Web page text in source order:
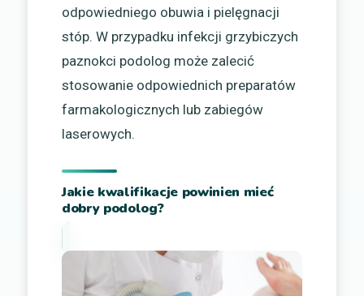
odpowiedniego obuwia i pielęgnacji
stóp. W przypadku infekcji grzybiczych
paznokci podolog może zalecić
stosowanie odpowiednich preparatów
farmakologicznych lub zabiegów
laserowych.
Jakie kwalifikacje powinien mieć
dobry podolog?